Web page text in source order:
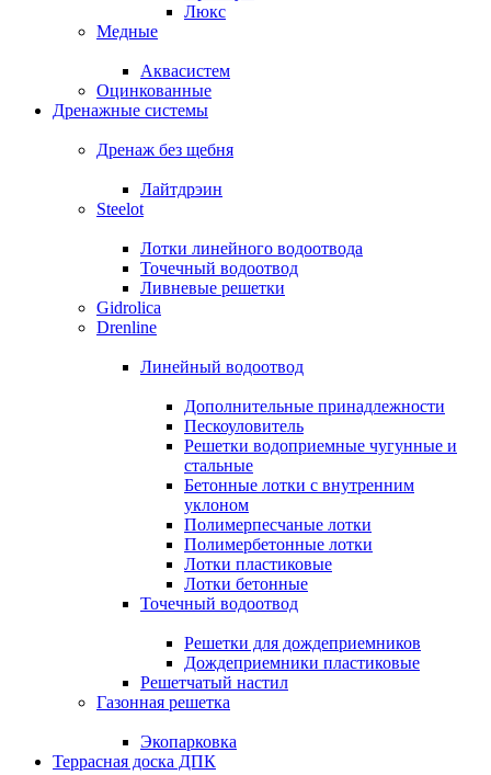
Люкс
Медные
Аквасистем
Оцинкованные
Дренажные системы
Дренаж без щебня
Лайтдрэин
Steelot
Лотки линейного водоотвода
Точечный водоотвод
Ливневые решетки
Gidrolica
Drenline
Линейный водоотвод
Дополнительные принадлежности
Пескоуловитель
Решетки водоприемные чугунные и
стальные
Бетонные лотки с внутренним
уклоном
Полимерпесчаные лотки
Полимербетонные лотки
Лотки пластиковые
Лотки бетонные
Точечный водоотвод
Решетки для дождеприемников
Дождеприемники пластиковые
Решетчатый настил
Газонная решетка
Экопарковка
Террасная доска ДПК